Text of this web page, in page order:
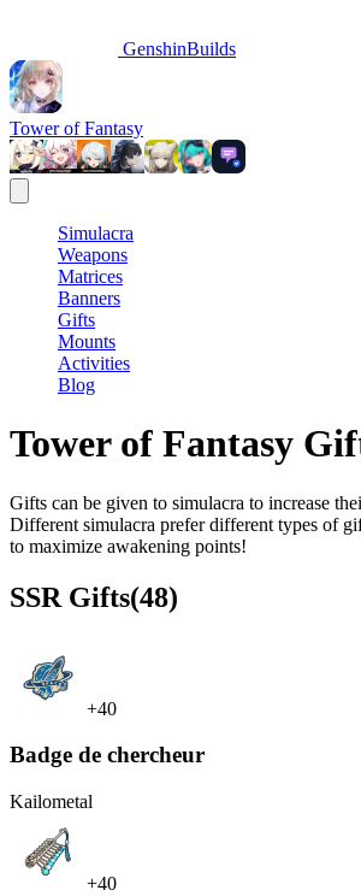
GenshinBuilds
Tower of Fantasy
Simulacra
Weapons
Matrices
Banners
Gifts
Mounts
Activities
Blog
Tower of Fantasy
Gifts can be given to simulacra to increase
Different simulacra prefer different types of
to maximize awakening points!
SSR Gifts(48)
+40
Badge de chercheur
Kailometal
+40